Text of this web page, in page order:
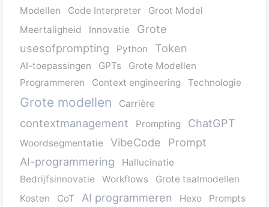
Modellen
Code Interpreter
Groot Model
Meertaligheid
Innovatie
Grote
usesofprompting
Python Token
AI-toepassingen GPTs
Grote Modellen
Programmeren
Context engineering Technologie
Grote modellen Carrière
contextmanagement Prompting ChatGPT
Woordsegmentatie VibeCode
Prompt
AI-programmering
Hallucinatie
Bedrijfsinnovatie
Workflows
Grote taalmodellen
Kosten
CoT AI programmeren Hexo
Prompts